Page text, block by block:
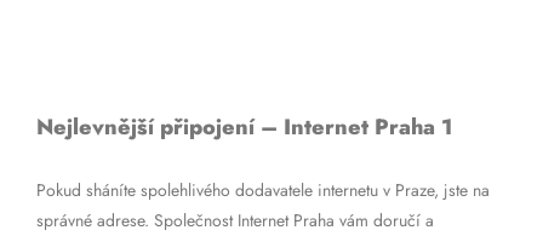
Nejlevnější připojení – Internet Praha 1
Pokud sháníte spolehlivého dodavatele internetu v Praze, jste na
správné adrese. Společnost Internet Praha vám doručí a